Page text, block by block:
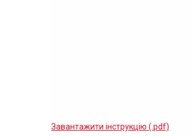
Завантажити інструкцію (.pdf)